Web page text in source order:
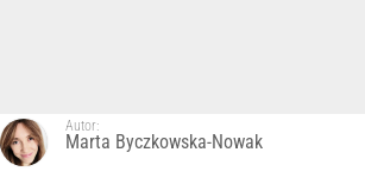
Autor:
Marta Byczkowska-Nowak